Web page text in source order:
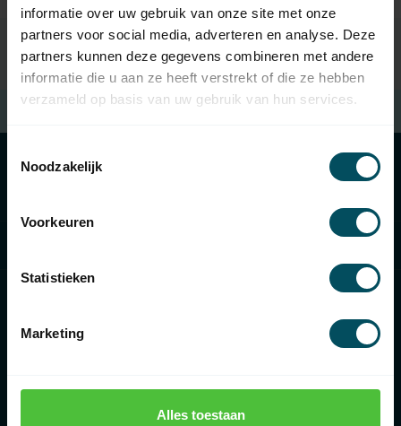
informatie over uw gebruik van onze site met onze
partners voor social media, adverteren en analyse. Deze
partners kunnen deze gegevens combineren met andere
informatie die u aan ze heeft verstrekt of die ze hebben
verzameld op basis van uw gebruik van hun services.
Noodzakelijk
Voorkeuren
Statistieken
Marketing
Alles toestaan
Kostenloser Versand